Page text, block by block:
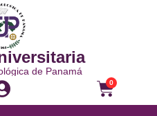
de Panamá
0
Carrito